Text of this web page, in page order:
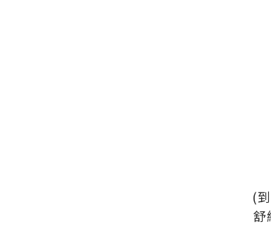
(
舒